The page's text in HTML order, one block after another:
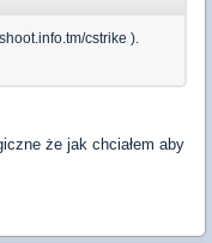
cstrike ).
że jak chciałem aby